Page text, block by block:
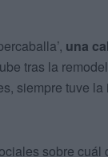
una
tras la
siempre tuve
sobre